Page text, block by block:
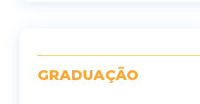
GRADUAÇÃO